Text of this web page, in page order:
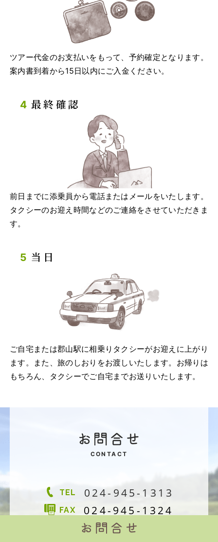
ツアー代金のお支払いをもって、予約確定となります。
案内書到着から15日以内にご入金ください。
最終確認
前日までに添乗員から電話またはメールをいたします。
タクシーのお迎え時間などのご連絡をさせていただきま
す。
当日
ご自宅または郡山駅に相乗りタクシーがお迎えに上がり
ます。また、旅のしおりをお渡しいたします。お帰りは
もちろん、タクシーでご自宅までお送りいたします。
CONTACT
TEL 024-945-1313
FAX 024-945-1324
9:00～18:00 日・祝休